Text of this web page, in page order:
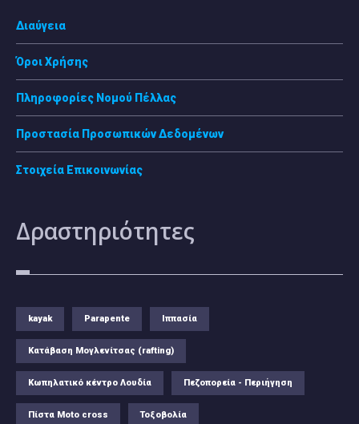
Διαύγεια
Όροι Χρήσης
Πληροφορίες Νομού Πέλλας
Προστασία Προσωπικών Δεδομένων
Στοιχεία Επικοινωνίας
Δραστηριότητες
kayak Parapente Ιππασία
Κατάβαση Μογλενίτσας (rafting)
Κωπηλατικό κέντρο Λουδία Πεζοπορεία - Περιήγηση
Πίστα Moto cross Τοξοβολία